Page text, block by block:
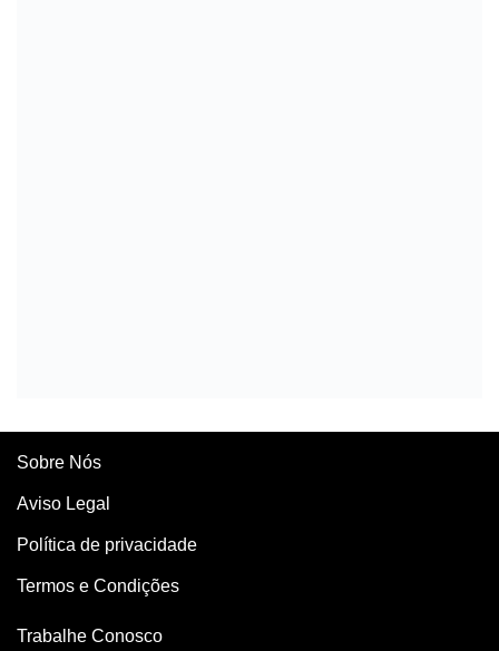
Sobre Nós
Aviso Legal
Política de privacidade
Termos e Condições
Trabalhe Conosco